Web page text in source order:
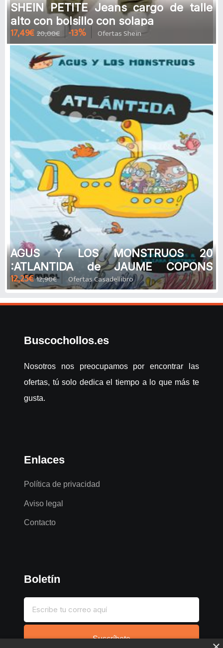
SHEIN PETITE Jeans cargo de talle
alto con bolsillo con solapa
17,49€ 20,00€ -13% Ofertas Shein
AGUS Y LOS MONSTRUOS 20
:ATLANTIDA de JAUME COPONS
RAMON
12,25€ 12,90€ Ofertas Casadellibro
Buscochollos.es
Nosotros nos preocupamos por encontrar las
ofertas, tú solo dedica el tiempo a lo que más te
gusta.
Enlaces
Política de privacidad
Aviso legal
Contacto
Boletín
Suscríbete